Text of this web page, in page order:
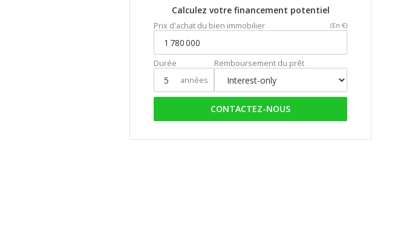
Calculez votre financement potentiel
Prix d'achat du bien immobilier (En €)
Durée
années
Remboursement du prêt
CONTACTEZ-NOUS